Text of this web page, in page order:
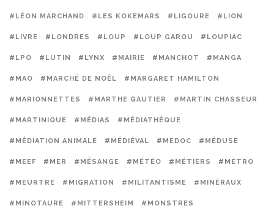
#LÉON MARCHAND #LES KOKEMARS #LIGOURE #LION
#LIVRE #LONDRES #LOUP #LOUP GAROU #LOUPIAC
#LPO #LUTIN #LYNX #MAIRIE #MANCHOT #MANGA
#MAO #MARCHÉ DE NOËL #MARGARET HAMILTON
#MARIONNETTES #MARTHE GAUTIER #MARTIN CHASSEUR
#MARTINIQUE #MÉDIAS #MÉDIATHÈQUE
#MÉDIATION ANIMALE #MÉDIÉVAL #MEDOC #MÉDUSE
#MEEF #MER #MÉSANGE #MÉTÉO #MÉTIERS #MÉTRO
#MEURTRE #MIGRATION #MILITANTISME #MINÉRAUX
#MINOTAURE #MITTERSHEIM #MONSTRES